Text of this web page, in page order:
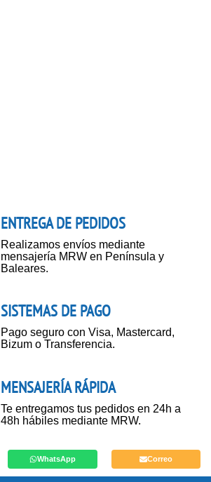
ENTREGA DE PEDIDOS
Realizamos envíos mediante
mensajería MRW en Península y
Baleares.
SISTEMAS DE PAGO
Pago seguro con Visa, Mastercard,
Bizum o Transferencia.
MENSAJERÍA RÁPIDA
Te entregamos tus pedidos en 24h a
48h hábiles mediante MRW.
WhatsApp Correo